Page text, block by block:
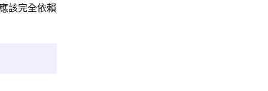
該完全依賴